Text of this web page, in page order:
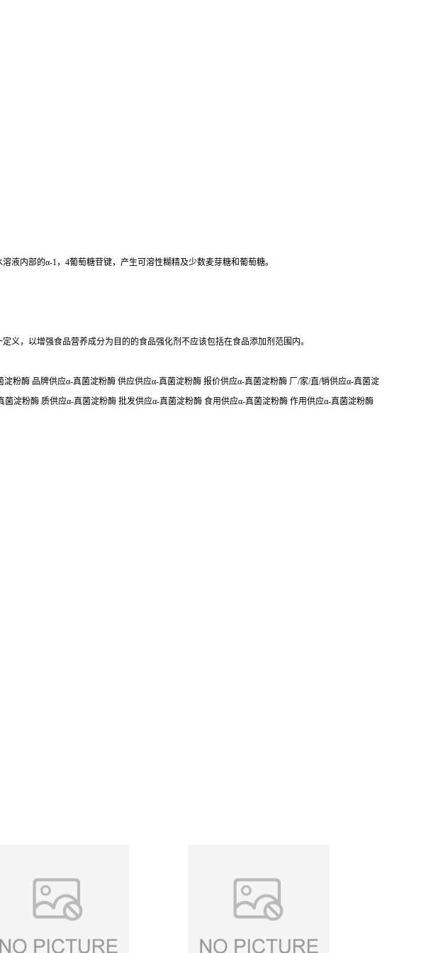
内部的α-1，4葡萄糖苷键，产生可溶性糊精及少数麦芽糖和葡萄糖。
，以增强食品营养成分为目的的食品强化剂不应该包括在食品添加剂范围内。
粉酶 品牌供应α-真菌淀粉酶 供应供应α-真菌淀粉酶 报价供应α-真菌淀粉酶 厂/家/直/销供应α-真菌淀
淀粉酶 质供应α-真菌淀粉酶 批发供应α-真菌淀粉酶 食用供应α-真菌淀粉酶 作用供应α-真菌淀粉酶